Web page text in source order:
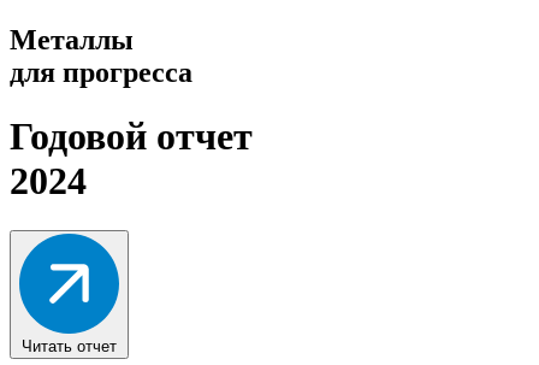
Металлы
для прогресса
Годовой отчет
2024
Читать отчет